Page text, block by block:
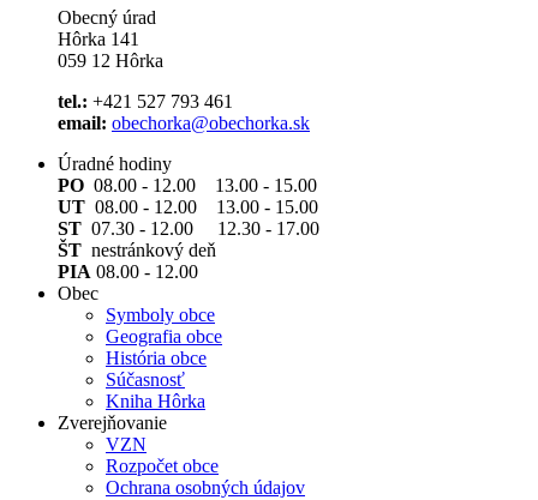
Obecný úrad
Hôrka 141
059 12 Hôrka
tel.: +421 527 793 461
email: obechorka@obechorka.sk
Úradné hodiny
PO 08.00 - 12.00 13.00 - 15.00
UT 08.00 - 12.00 13.00 - 15.00
ST 07.30 - 12.00 12.30 - 17.00
ŠT nestránkový deň
PIA 08.00 - 12.00
Obec
Symboly obce
Geografia obce
História obce
Súčasnosť
Kniha Hôrka
Zverejňovanie
VZN
Rozpočet obce
Ochrana osobných údajov